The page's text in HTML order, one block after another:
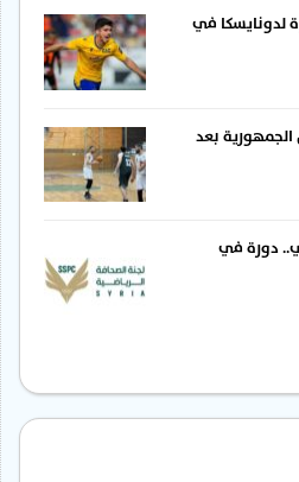
لدونايسكا في
بعد
دورة في